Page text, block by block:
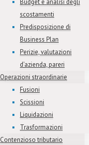
Budget e analisi degli
scostamenti
Predisposizione di
Business Plan
Perizie, valutazioni
d’azienda, pareri
Operazioni straordinarie
Fusioni
Scissioni
Liquidazioni
Trasformazioni
Contenzioso tributario